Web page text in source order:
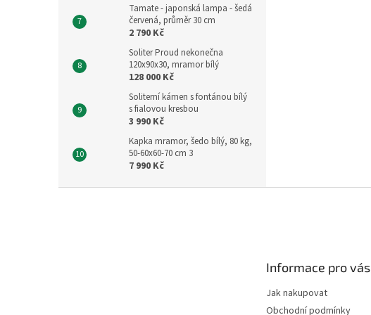
Tamate - japonská lampa - šedá
červená, průměr 30 cm
2 790 Kč
Soliter Proud nekonečna
120x90x30, mramor bílý
128 000 Kč
Soliterní kámen s fontánou bílý
s fialovou kresbou
3 990 Kč
Kapka mramor, šedo bílý, 80 kg,
50-60x60-70 cm 3
7 990 Kč
Informace pro vás
Jak nakupovat
Obchodní podmínky